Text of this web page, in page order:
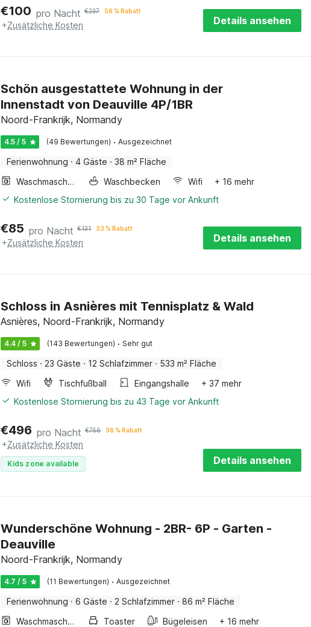
€100 pro Nacht €237 56 % Rabatt
+Zusätzliche Kosten Details ansehen
Schön ausgestattete Wohnung in der
Innenstadt von Deauville 4P/1BR
Noord-Frankrijk, Normandy
4.5 / 5 (49 Bewertungen) · Ausgezeichnet
Ferienwohnung · 4 Gäste · 38 m² Fläche
Waschmaschine
Waschbecken Wifi
+ 16 mehr
Kostenlose Stornierung bis zu 30 Tage vor Ankunft
€85 pro Nacht €131 33 % Rabatt
+Zusätzliche Kosten Details ansehen
Schloss in Asnières mit Tennisplatz & Wald
Asnières, Noord-Frankrijk, Normandy
4.4 / 5 (143 Bewertungen) · Sehr gut
Schloss · 23 Gäste · 12 Schlafzimmer · 533 m² Fläche
Wifi
Tischfußball Eingangshalle
+ 37 mehr
Kostenlose Stornierung bis zu 43 Tage vor Ankunft
€496 pro Nacht €756 36 % Rabatt
+Zusätzliche Kosten
Kids zone available Details ansehen
Wunderschöne Wohnung - 2BR- 6P - Garten -
Deauville
Noord-Frankrijk, Normandy
4.7 / 5 (11 Bewertungen) · Ausgezeichnet
Ferienwohnung · 6 Gäste · 2 Schlafzimmer · 86 m² Fläche
Waschmaschine
Toaster Bügeleisen
+ 16 mehr